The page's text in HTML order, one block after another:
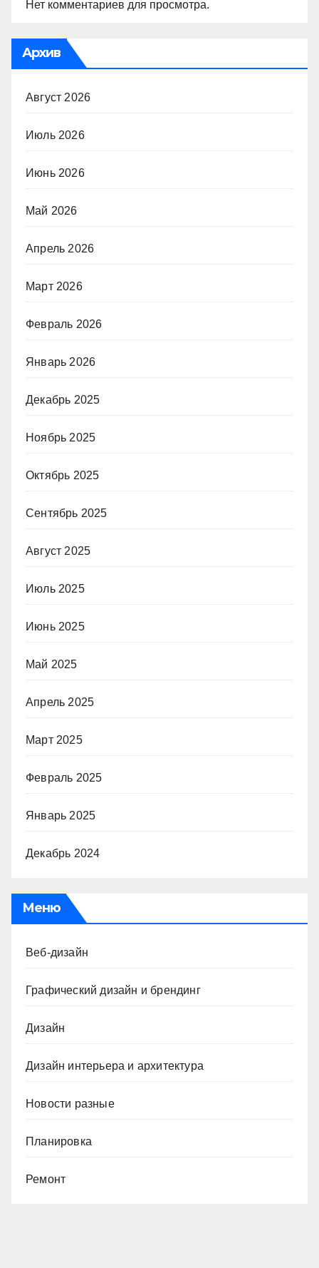
Нет комментариев для просмотра.
Архив
Август 2026
Июль 2026
Июнь 2026
Май 2026
Апрель 2026
Март 2026
Февраль 2026
Январь 2026
Декабрь 2025
Ноябрь 2025
Октябрь 2025
Сентябрь 2025
Август 2025
Июль 2025
Июнь 2025
Май 2025
Апрель 2025
Март 2025
Февраль 2025
Январь 2025
Декабрь 2024
Меню
Веб-дизайн
Графический дизайн и брендинг
Дизайн
Дизайн интерьера и архитектура
Новости разные
Планировка
Ремонт